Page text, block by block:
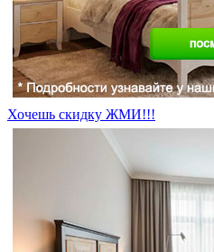
Хочешь скидку ЖМИ!!!